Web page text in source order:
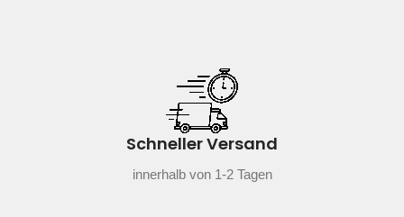
Schneller Versand
innerhalb von 1-2 Tagen